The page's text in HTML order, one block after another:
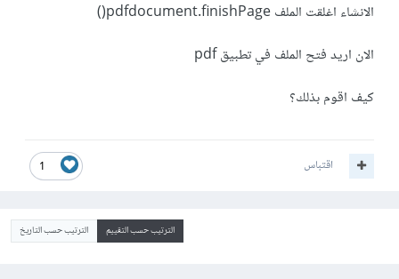
الانشاء اغلقت الملف pdfdocument.finishPage()
الان اريد فتح الملف في تطبيق pdf
كيف اقوم بذلك؟
1 اقتباس
الترتيب حسب التقييم الترتيب حسب التاريخ